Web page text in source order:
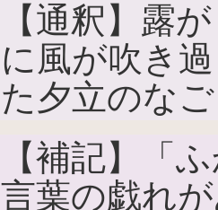
【通釈】露
に風が吹き
た夕立のな
【補記】「
言葉の戯れ